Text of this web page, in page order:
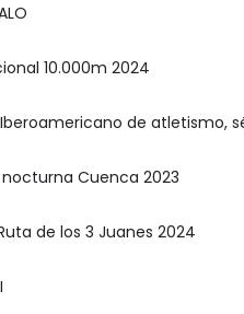
10.000m 2024
de atletismo,
Cuenca 2023
de los 3 Juanes 2024